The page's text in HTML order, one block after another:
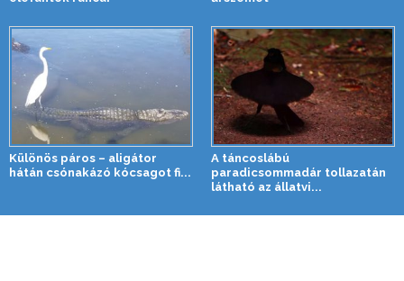
Különös páros – aligátor
hátán csónakázó kócsagot fi...
A táncoslábú
paradicsommadár tollazatán
látható az állatvi...